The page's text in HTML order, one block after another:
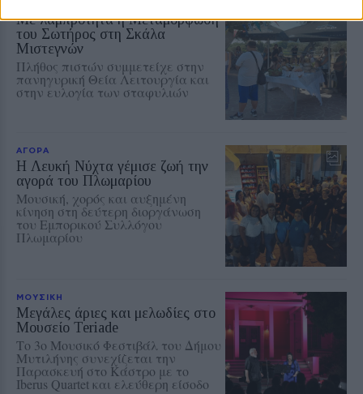
Με λαμπρότητα η Μεταμόρφωση
του Σωτήρος στη Σκάλα
Μιστεγνών
Πλήθος πιστών συμμετείχε στην
πανηγυρική Θεία Λειτουργία και
στην ευλογία των σταφυλιών
ΑΓΟΡΑ
Η Λευκή Νύχτα γέμισε ζωή την
αγορά του Πλωμαρίου
Μουσική, χορός και αυξημένη
κίνηση στη δεύτερη διοργάνωση
του Εμπορικού Συλλόγου
Πλωμαρίου
ΜΟΥΣΙΚΗ
Μεγάλες άριες και μελωδίες στο
Μουσείο Teriade
Το 3ο Μουσικό Φεστιβάλ του Δήμου
Μυτιλήνης συνεχίζεται την
Παρασκευή στο Κάστρο με το
Iberus Quartet και ελεύθερη είσοδο